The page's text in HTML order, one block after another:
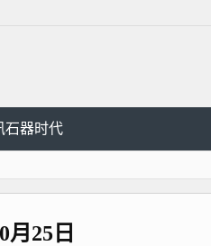
石器时代
月25日